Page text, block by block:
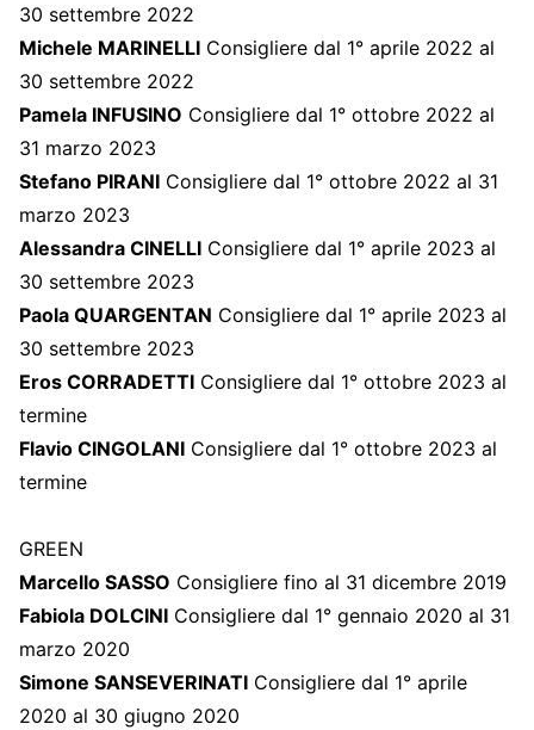
30 settembre 2022
Michele MARINELLI Consigliere dal 1° aprile 2022 al
30 settembre 2022
Pamela INFUSINO Consigliere dal 1° ottobre 2022 al
31 marzo 2023
Stefano PIRANI Consigliere dal 1° ottobre 2022 al 31
marzo 2023
Alessandra CINELLI Consigliere dal 1° aprile 2023 al
30 settembre 2023
Paola QUARGENTAN Consigliere dal 1° aprile 2023 al
30 settembre 2023
Eros CORRADETTI Consigliere dal 1° ottobre 2023 al
termine
Flavio CINGOLANI Consigliere dal 1° ottobre 2023 al
termine
GREEN
Marcello SASSO Consigliere fino al 31 dicembre 2019
Fabiola DOLCINI Consigliere dal 1° gennaio 2020 al 31
marzo 2020
Simone SANSEVERINATI Consigliere dal 1° aprile
2020 al 30 giugno 2020